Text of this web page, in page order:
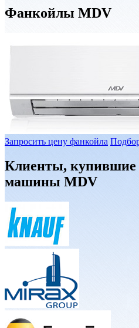
Фанкойлы MDV
Запросить цену фанкойла
Клиенты, купившие
машины MDV